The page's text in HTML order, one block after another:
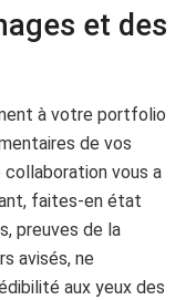
et des
à votre portfolio
de vos
vous a
faites-en état
preuves de la
avisés, ne
aux yeux des